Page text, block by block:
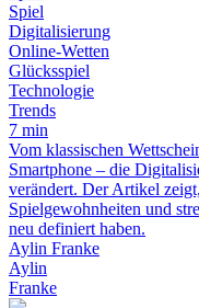
Spiel
Digitalisierung
Online-Wetten
Glücksspiel
Technologie
Trends
7 min
Vom klassischen
Smartphone – die
verändert. Der Artikel
Spielgewohnheiten und
neu definiert haben.
Aylin Franke
Aylin
Franke